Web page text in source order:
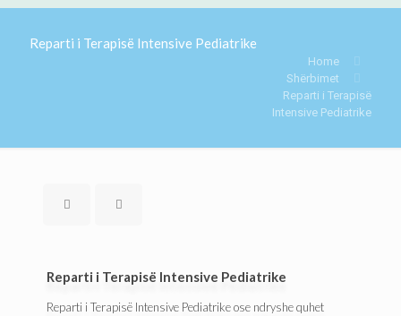
Reparti i Terapisë Intensive Pediatrike
Home
Shërbimet
Reparti i Terapisë
Intensive Pediatrike
Reparti i Terapisë Intensive Pediatrike
Reparti i Terapisë Intensive Pediatrike ose ndryshe quhet